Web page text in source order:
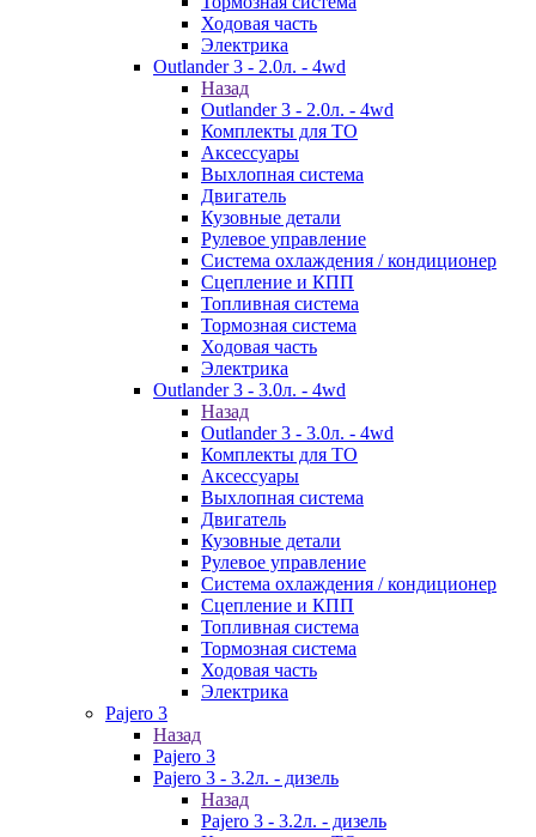
Ходовая часть
Электрика
Outlander 3 - 2.0л. - 4wd
Назад
Outlander 3 - 2.0л. - 4wd
Комплекты для ТО
Аксессуары
Выхлопная система
Двигатель
Кузовные детали
Рулевое управление
Система охлаждения / кондиционер
Сцепление и КПП
Топливная система
Тормозная система
Ходовая часть
Электрика
Outlander 3 - 3.0л. - 4wd
Назад
Outlander 3 - 3.0л. - 4wd
Комплекты для ТО
Аксессуары
Выхлопная система
Двигатель
Кузовные детали
Рулевое управление
Система охлаждения / кондиционер
Сцепление и КПП
Топливная система
Тормозная система
Ходовая часть
Электрика
Pajero 3
Назад
Pajero 3
Pajero 3 - 3.2л. - дизель
Назад
Pajero 3 - 3.2л. - дизель